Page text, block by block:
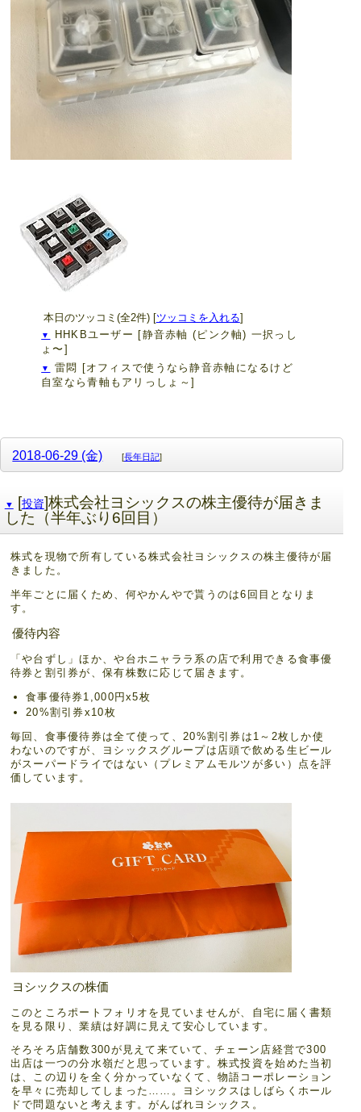
本日のツッコミ(全2件) [ツッコミを入れる]
▼ HHKBユーザー [静音赤軸 (ピンク軸) 一択っし
ょ〜]
▼ 雷悶
[オフィスで使うなら静音赤軸になるけど
自室なら青軸もアリっしょ～]
2018-06-29 (金) [長年日記]
▼ [投資]株式会社ヨシックスの株主優待が届きま
した（半年ぶり6回目）
株式を現物で所有している株式会社ヨシックスの株主優待が届
きました。
半年ごとに届くため、何やかんやで貰うのは6回目となりま
す。
優待内容
「や台ずし」ほか、や台ホニャララ系の店で利用できる食事優
待券と割引券が、保有株数に応じて届きます。
食事優待券1,000円x5枚
20%割引券x10枚
毎回、食事優待券は全て使って、20%割引券は1～2枚しか使
わないのですが、ヨシックスグループは店頭で飲める生ビール
がスーパードライではない（プレミアムモルツが多い）点を評
価しています。
ヨシックスの株価
このところポートフォリオを見ていませんが、自宅に届く書類
を見る限り、業績は好調に見えて安心しています。
そろそろ店舗数300が見えて来ていて、チェーン店経営で300
出店は一つの分水嶺だと思っています。株式投資を始めた当初
は、この辺りを全く分かっていなくて、物語コーポレーション
を早々に売却してしまった……。ヨシックスはしばらくホール
ドで問題ないと考えます。がんばれヨシックス。